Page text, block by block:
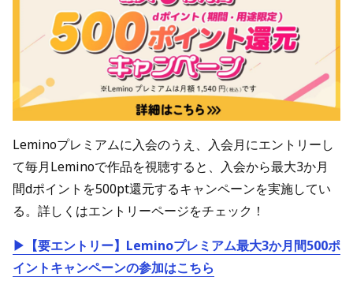
Leminoプレミアムに入会のうえ、入会月にエントリーし
て毎月Leminoで作品を視聴すると、入会から最大3か月
間dポイントを500pt還元するキャンペーンを実施してい
る。詳しくはエントリーページをチェック！
▶【要エントリー】Leminoプレミアム最大3か月間500ポ
イントキャンペーンの参加はこちら